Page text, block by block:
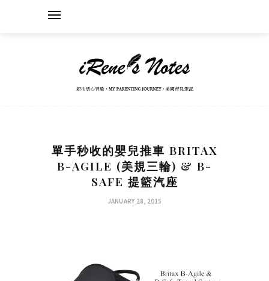
單手秒收的嬰兒推車 BRITAX
B-AGILE (美規三輪) & B-
SAFE 提籃汽座
JANUARY 28, 2015